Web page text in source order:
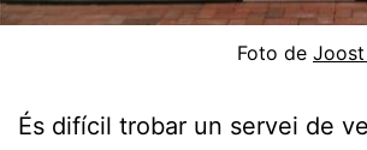
Foto de
És difícil trobar un servei de